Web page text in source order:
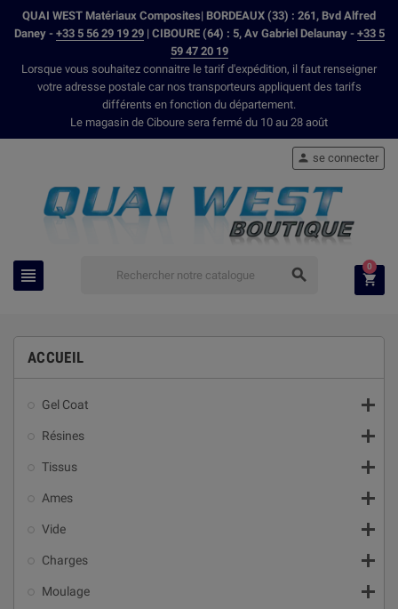
QUAI WEST Matériaux Composites| BORDEAUX (33) : 261, Bvd Alfred
Daney - +33 5 56 29 19 29| CIBOURE (64) : 5, Av Gabriel Delaunay - +33 5
59 47 20 19
Lorsque vous souhaitez connaitre le tarif d'expédition, il faut renseigner
votre adresse postale car nos transporteurs appliquent des tarifs
différents en fonction du département.
Le magasin de Ciboure sera fermé du 10 au 28 août
 
 se connecter

0
ACCUEIL
Gel Coat 
Résines 
Tissus 
Ames 
Vide 
Charges 
Moulage 